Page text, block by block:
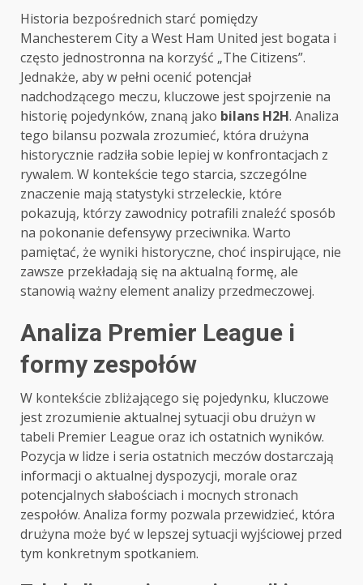
Historia bezpośrednich starć pomiędzy
Manchesterem City a West Ham United jest bogata i
często jednostronna na korzyść „The Citizens”.
Jednakże, aby w pełni ocenić potencjał
nadchodzącego meczu, kluczowe jest spojrzenie na
historię pojedynków, znaną jako bilans H2H. Analiza
tego bilansu pozwala zrozumieć, która drużyna
historycznie radziła sobie lepiej w konfrontacjach z
rywalem. W kontekście tego starcia, szczególne
znaczenie mają statystyki strzeleckie, które
pokazują, którzy zawodnicy potrafili znaleźć sposób
na pokonanie defensywy przeciwnika. Warto
pamiętać, że wyniki historyczne, choć inspirujące, nie
zawsze przekładają się na aktualną formę, ale
stanowią ważny element analizy przedmeczowej.
Analiza Premier League i
formy zespołów
W kontekście zbliżającego się pojedynku, kluczowe
jest zrozumienie aktualnej sytuacji obu drużyn w
tabeli Premier League oraz ich ostatnich wyników.
Pozycja w lidze i seria ostatnich meczów dostarczają
informacji o aktualnej dyspozycji, morale oraz
potencjalnych słabościach i mocnych stronach
zespołów. Analiza formy pozwala przewidzieć, która
drużyna może być w lepszej sytuacji wyjściowej przed
tym konkretnym spotkaniem.